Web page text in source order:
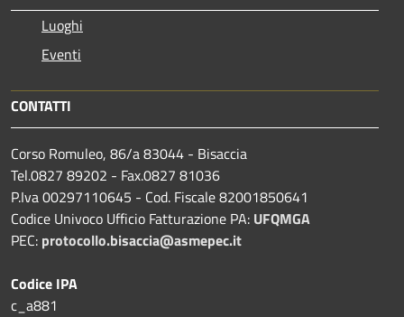
Luoghi
Eventi
CONTATTI
Corso Romuleo, 86/a 83044 - Bisaccia
Tel.0827 89202 - Fax.0827 81036
P.Iva 00297110645 - Cod. Fiscale 82001850641
Codice Univoco Ufficio Fatturazione PA: UFQMGA
PEC: protocollo.bisaccia@asmepec.it
Codice IPA
c_a881